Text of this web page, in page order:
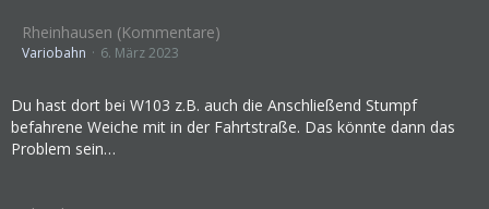
Rheinhausen (Kommentare)
Variobahn 6. März 2023
Du hast dort bei W103 z.B. auch die Anschließend Stumpf
befahrene Weiche mit in der Fahrtstraße. Das könnte dann das
Problem sein…